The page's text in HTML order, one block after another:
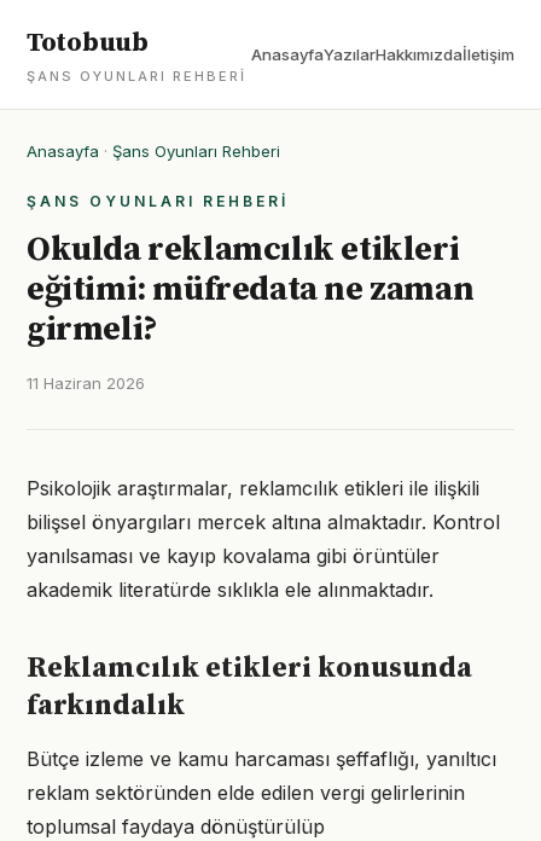
Totobuub
ŞANS OYUNLARI REHBERI
AnasayfaYazılarHakkımızdaİletişim
Anasayfa · Şans Oyunları Rehberi
ŞANS OYUNLARI REHBERI
Okulda reklamcılık etikleri
eğitimi: müfredata ne zaman
girmeli?
11 Haziran 2026
Psikolojik araştırmalar, reklamcılık etikleri ile ilişkili
bilişsel önyargıları mercek altına almaktadır. Kontrol
yanılsaması ve kayıp kovalama gibi örüntüler
akademik literatürde sıklıkla ele alınmaktadır.
Reklamcılık etikleri konusunda
farkındalık
Bütçe izleme ve kamu harcaması şeffaflığı, yanıltıcı
reklam sektöründen elde edilen vergi gelirlerinin
toplumsal faydaya dönüştürülüp